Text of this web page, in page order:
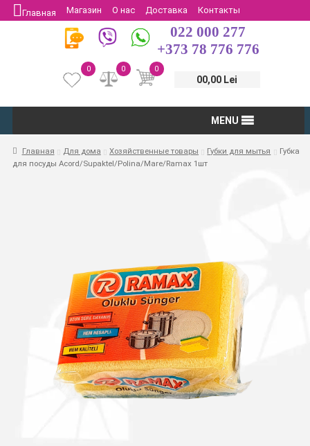
Главная Магазин О нас Доставка
Контакты
Защита потребителей
Возврат
022 000 277
+373 78 776 776
0
00,00 Lei
0
0
MENU
Главная Для дома Хозяйственные товары Губки для мытья
Губка
для посуды Acord/Supaktel/Polina/Mare/Ramax 1шт